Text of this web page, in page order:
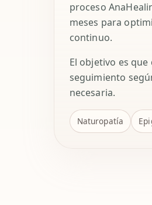
proceso
meses para
continuo.
El objetivo es
seguimiento
necesaria.
Naturopatía